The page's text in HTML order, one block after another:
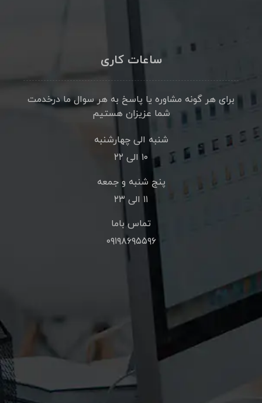
ساعات کاری
برای هر گونه مشاوره یا پاسخ به هر سوال ما درخدمت
شما عزیزان هستیم
شنبه الی چهارشنبه
۱۰ الی ۲۲
پنج شنبه و جمعه
۱۱ الی ۲۳
تماس باما
۰۹۱۹۸۶۹۵۵۹۶